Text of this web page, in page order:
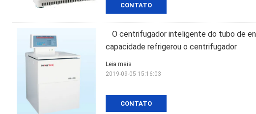
CONTATO
O centrifugador inteligente do tubo de
capacidade refrigerou o centrifugador
CONTATO
Leia mais
2019-09-05 15:16:03